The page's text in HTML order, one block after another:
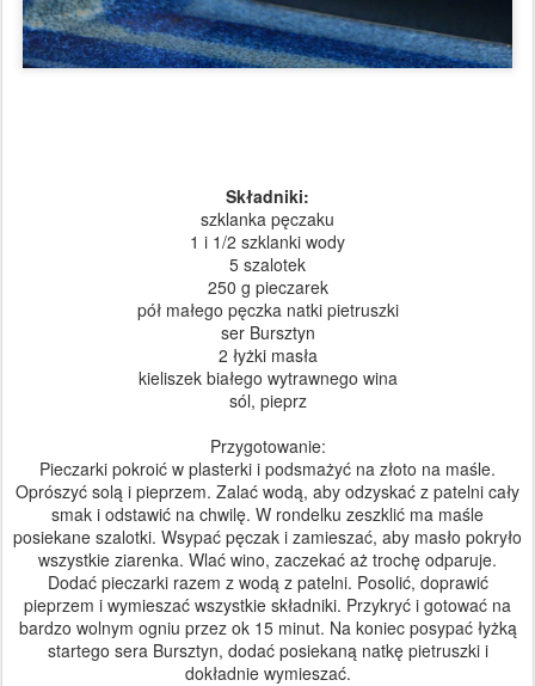
Składniki:
szklanka pęczaku
1 i 1/2 szklanki wody
5 szalotek
250 g pieczarek
pół małego pęczka natki pietruszki
ser Bursztyn
2 łyżki masła
kieliszek białego wytrawnego wina
sól, pieprz
Przygotowanie:
Pieczarki pokroić w plasterki i podsmażyć na złoto na maśle.
Oprószyć solą i pieprzem. Zalać wodą, aby odzyskać z patelni cały
smak i odstawić na chwilę. W rondelku zeszklić ma maśle
posiekane szalotki. Wsypać pęczak i zamieszać, aby masło pokryło
wszystkie ziarenka. Wlać wino, zaczekać aż trochę odparuje.
Dodać pieczarki razem z wodą z patelni. Posolić, doprawić
pieprzem i wymieszać wszystkie składniki. Przykryć i gotować na
bardzo wolnym ogniu przez ok 15 minut. Na koniec posypać łyżką
startego sera Bursztyn, dodać posiekaną natkę pietruszki i
dokładnie wymieszać.